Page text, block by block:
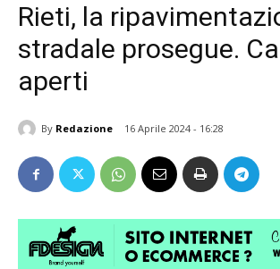
Rieti, la
stradale prosegue.
aperti
By Redazione 16 Aprile 2024 - 16:28